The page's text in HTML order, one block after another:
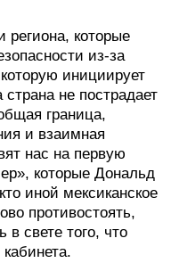
которые
из-за
инициирует
не пострадает
граница,
и взаимная
нас на первую
которые Дональд
иной мексиканское
противостоять,
в свете того, что